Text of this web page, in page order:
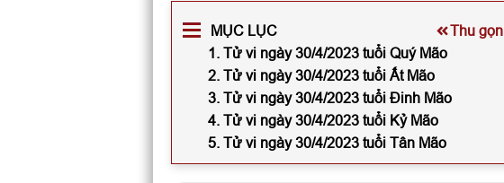
MỤC LỤC
Thu gọn
1. Tử vi ngày 30/4/2023 tuổi Quý Mão
2. Tử vi ngày 30/4/2023 tuổi Ất Mão
3. Tử vi ngày 30/4/2023 tuổi Đinh Mão
4. Tử vi ngày 30/4/2023 tuổi Kỷ Mão
5. Tử vi ngày 30/4/2023 tuổi Tân Mão